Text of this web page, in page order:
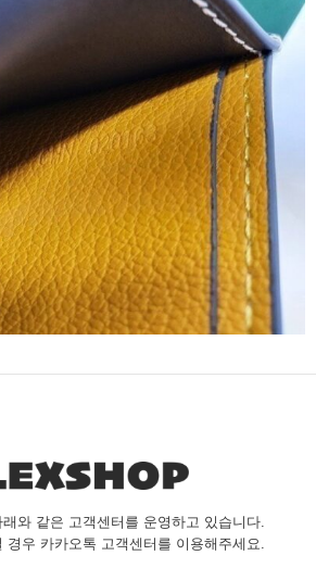
와 같은 고객센터를 운영하고 있습니다.
경우 카카오톡 고객센터를 이용해주세요.